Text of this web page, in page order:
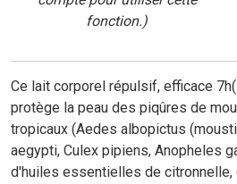
fonction.)
Ce lait corporel répulsif, efficace
protège la peau des piqûres de
tropicaux (Aedes albopictus
aegypti, Culex pipiens, Anopheles
d'huiles essentielles de citronnelle,